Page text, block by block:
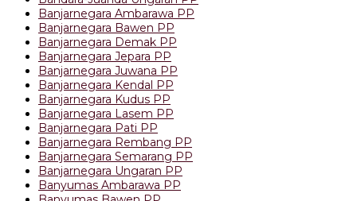
Banjarnegara Ambarawa PP
Banjarnegara Bawen PP
Banjarnegara Demak PP
Banjarnegara Jepara PP
Banjarnegara Juwana PP
Banjarnegara Kendal PP
Banjarnegara Kudus PP
Banjarnegara Lasem PP
Banjarnegara Pati PP
Banjarnegara Rembang PP
Banjarnegara Semarang PP
Banjarnegara Ungaran PP
Banyumas Ambarawa PP